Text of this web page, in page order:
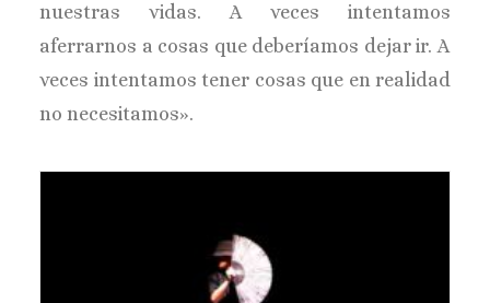
nuestras vidas. A veces intentamos
aferrarnos a cosas que deberíamos dejar ir. A
veces intentamos tener cosas que en realidad
no necesitamos».